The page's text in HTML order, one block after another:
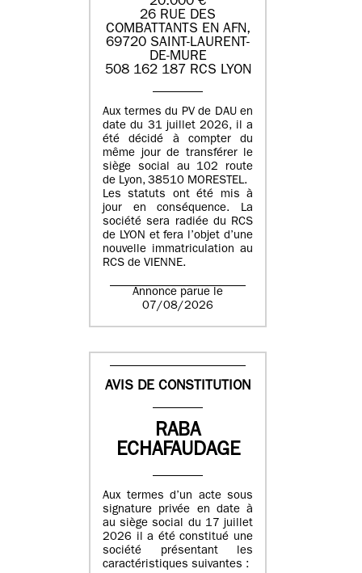
26 RUE DES
COMBATTANTS EN AFN,
69720 SAINT-LAURENT-
DE-MURE
508 162 187 RCS LYON
Aux termes du PV de DAU en
date du 31 juillet 2026, il a
été décidé à compter du
même jour de transférer le
siège social au 102 route
de Lyon, 38510 MORESTEL.
Les statuts ont été mis à
jour en conséquence. La
société sera radiée du RCS
de LYON et fera l’objet d’une
nouvelle immatriculation au
RCS de VIENNE.
Annonce parue le
07/08/2026
AVIS DE CONSTITUTION
RABA
ECHAFAUDAGE
Aux termes d’un acte sous
signature privée en date à
au siège social du 17 juillet
2026 il a été constitué une
société présentant les
caractéristiques suivantes :